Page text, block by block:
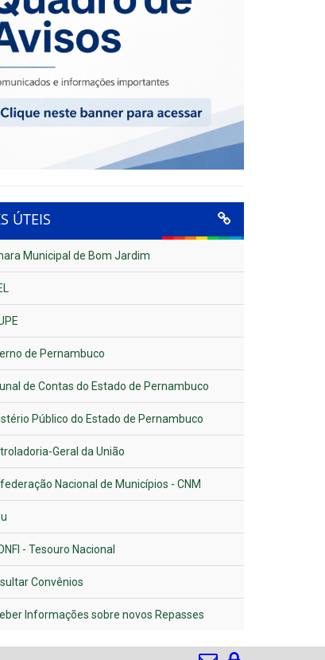
ÚTEIS
Municipal de Bom Jardim
de Pernambuco
de Contas do Estado de Pernambuco
Público do Estado de Pernambuco
Geral da União
Nacional de Municípios - CNM
- Tesouro Nacional
Convênios
Informações sobre novos Repasses